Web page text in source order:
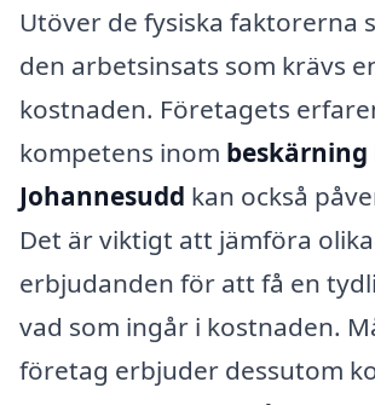
Utöver de fysiska faktorerna
den arbetsinsats som krävs
kostnaden. Företagets
kompetens inom beskärning
Johannesudd kan också
Det är viktigt att jämföra
erbjudanden för att få en
vad som ingår i kostnaden.
företag erbjuder dessutom